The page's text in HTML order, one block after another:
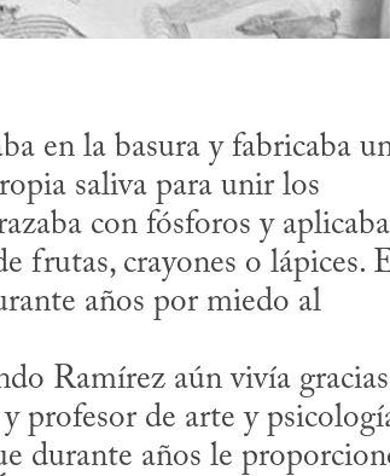
en la basura y fabricaba
saliva para unir los
con fósforos y aplicaba
frutas, crayones o lápices.
años por miedo al
profesor de arte y
durante años le